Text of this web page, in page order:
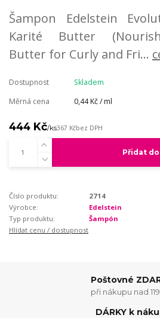
Šampon Edelstein
Karité Butter
Butter for Curly and Fri...
Dostupnost
Skladem
Měrná cena
0,44 Kč / ml
444 Kč/ks367 Kčbez DPH
Přidat
Číslo produktu:
2714
Výrobce:
Edelstein
Typ produktu:
Šampón
Hlídat cenu / dostupnost
Poštovné
při nákupu nad
DÁRKY k